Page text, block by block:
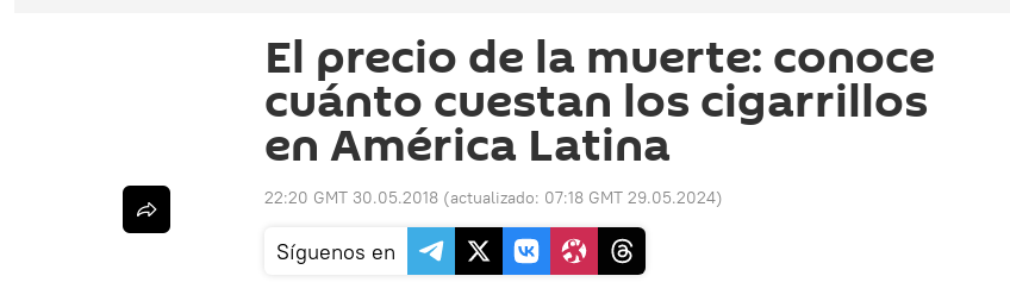
El precio de la muerte: conoce
cuánto cuestan los cigarrillos
en América Latina
22:20 GMT 30.05.2018 (actualizado: 07:18 GMT 29.05.2024)
Síguenos en